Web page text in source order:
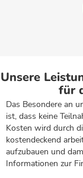
Unsere
für
Das Besondere an
ist, dass keine
Kosten wird durch
kostendeckend
aufzubauen und
Informationen zur